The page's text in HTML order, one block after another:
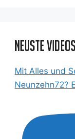
Neuste Videos
Mit Alles und
Neunzehn72?